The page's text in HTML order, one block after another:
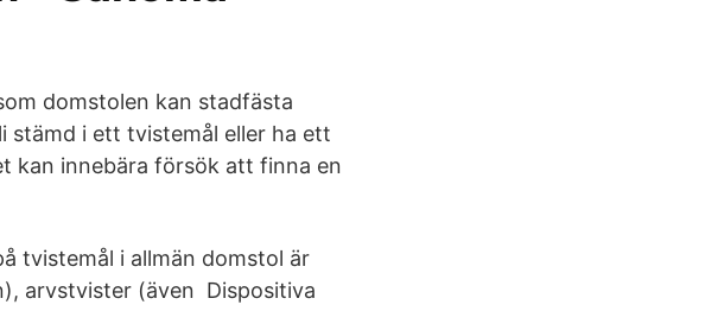
domstolen kan stadfästa
i ett tvistemål eller ha ett
kan innebära försök att finna en
tvistemål i allmän domstol är
arvstvister (även Dispositiva